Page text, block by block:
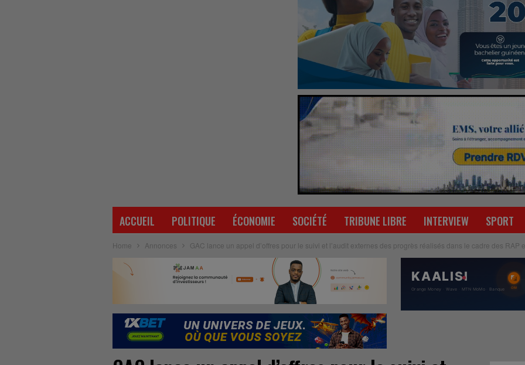
ACCUEIL POLITIQUE ÉCONOMIE SOCIÉTÉ TRIBUNE LIBRE INTERVIEW SPORT
Home Annonces GAC lance un appel d’offres pour le suivi et l’audit externes des progrès réalisés dans le cadre des RAP